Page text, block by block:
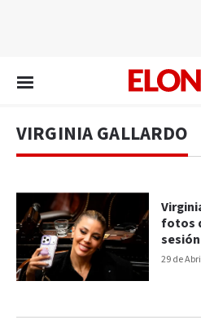
VIRGINIA GALLARDO
29 de
fotos
no le